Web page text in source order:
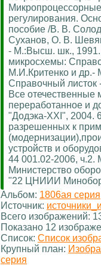
Альбом: 1806ая серия
Источник:
Всего изображений:
Показано 12
Список: Список
Крупный план:
серия